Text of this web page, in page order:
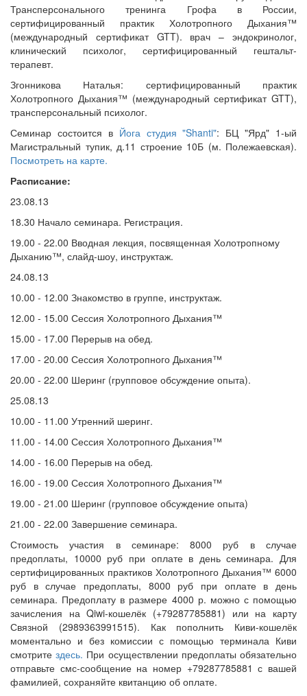
Трансперсонального тренинга Грофа в России,
сертифицированный практик Холотропного Дыхания™
(международный сертификат GTT). врач – эндокринолог,
клинический психолог, сертифицированный гештальт-
терапевт.
Згонникова Наталья: сертифицированный практик
Холотропного Дыхания™ (международный сертификат GTT),
трансперсональный психолог.
Семинар состоится в Йога студия "Shanti": БЦ "Ярд" 1-ый
Магистральный тупик, д.11 строение 10Б (м. Полежаевская).
Посмотреть на карте.
Расписание:
23.08.13
18.30 Начало семинара. Регистрация.
19.00 - 22.00 Вводная лекция, посвященная Холотропному
Дыханию™, слайд-шоу, инструктаж.
24.08.13
10.00 - 12.00 Знакомство в группе, инструктаж.
12.00 - 15.00 Сессия Холотропного Дыхания™
15.00 - 17.00 Перерыв на обед.
17.00 - 20.00 Сессия Холотропного Дыхания™
20.00 - 22.00 Шеринг (групповое обсуждение опыта).
25.08.13
10.00 - 11.00 Утренний шеринг.
11.00 - 14.00 Сессия Холотропного Дыхания™
14.00 - 16.00 Перерыв на обед.
16.00 - 19.00 Сессия Холотропного Дыхания™
19.00 - 21.00 Шеринг (групповое обсуждение опыта)
21.00 - 22.00 Завершение семинара.
Стоимость участия в семинаре: 8000 руб в случае
предоплаты, 10000 руб при оплате в день семинара. Для
сертифицированных практиков Холотропного Дыхания™ 6000
руб в случае предоплаты, 8000 руб при оплате в день
семинара. Предоплату в размере 4000 р. можно с помощью
зачисления на Qiwi-кошелёк (+79287785881) или на карту
Связной (2989363991515). Как пополнить Киви-кошелёк
моментально и без комиссии с помощью терминала Киви
смотритездесь. При осуществлении предоплаты обязательно
отправьте смс-сообщение на номер +79287785881 с вашей
фамилией, сохраняйте квитанцию об оплате.